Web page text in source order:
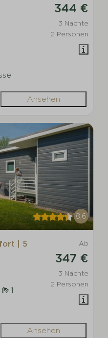
344 €
3 Nächte
2 Personen
Ansehen
8,6
Ab
347 €
3 Nächte
2 Personen
| 5
1
Ansehen